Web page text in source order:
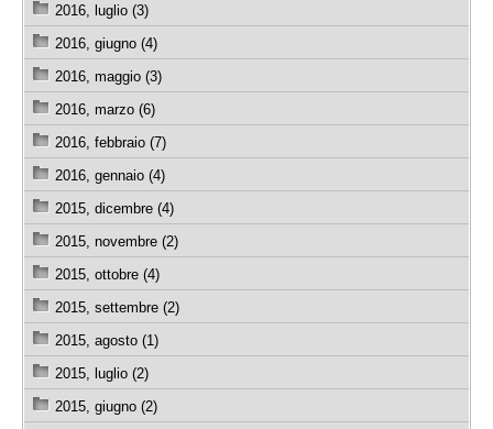
2016, luglio (3)
2016, giugno (4)
2016, maggio (3)
2016, marzo (6)
2016, febbraio (7)
2016, gennaio (4)
2015, dicembre (4)
2015, novembre (2)
2015, ottobre (4)
2015, settembre (2)
2015, agosto (1)
2015, luglio (2)
2015, giugno (2)